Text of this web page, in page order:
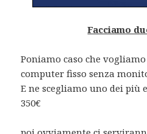
Facciamo
Poniamo caso che
computer fisso senza
E ne scegliamo uno dei più
350€